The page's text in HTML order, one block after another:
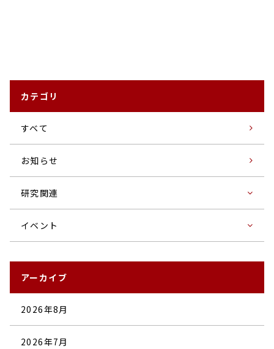
カテゴリ
すベて
お知らせ
研究関連
イベント
アーカイブ
2026年8月
2026年7月